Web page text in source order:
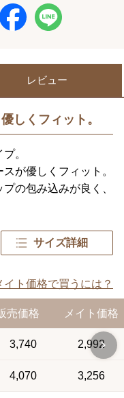
レビュー
しくフィット。
。
が優しくフィット。
の包み込みが良く、
サイズ詳細
イト価格で買うには？
売価格 メイト価格
3,740 2,992
4,070 3,256